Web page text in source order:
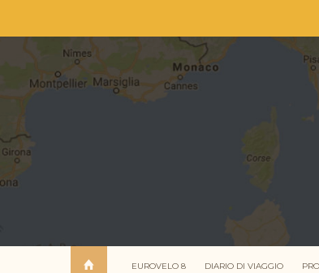
EUROVELO 8 DIARIO DI VIAGGIO